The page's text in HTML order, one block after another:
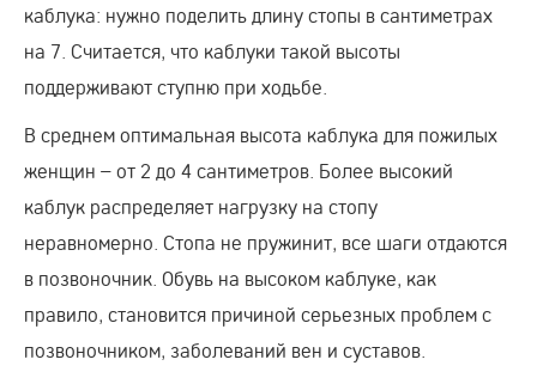
каблука: нужно поделить длину стопы в сантиметрах
на 7. Считается, что каблуки такой высоты
поддерживают ступню при ходьбе.
В среднем оптимальная высота каблука для пожилых
женщин – от 2 до 4 сантиметров. Более высокий
каблук распределяет нагрузку на стопу
неравномерно. Стопа не пружинит, все шаги отдаются
в позвоночник. Обувь на высоком каблуке, как
правило, становится причиной серьезных проблем с
позвоночником, заболеваний вен и суставов.